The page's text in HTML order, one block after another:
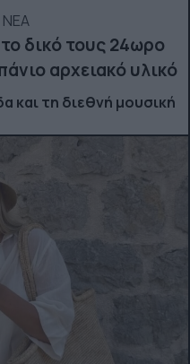
ΝΕΑ
δικό τους 24ωρο
αρχειακό υλικό
και τη διεθνή μουσική